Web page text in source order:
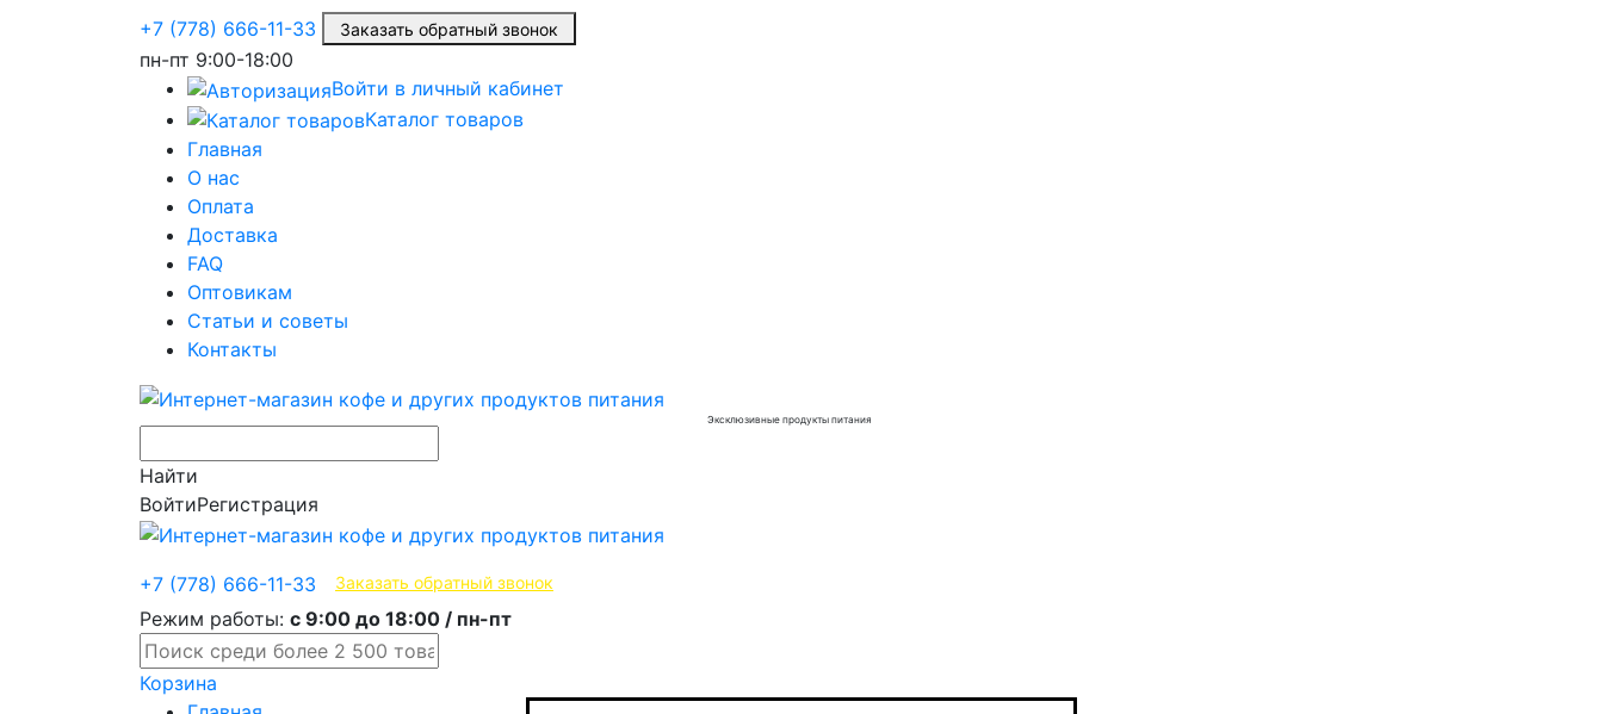
+7 (778) 666-11-33 Заказать обратный звонок
пн-пт 9:00-18:00
Войти в личный кабинет
Каталог товаров
Главная
О нас
Оплата
Доставка
FAQ
Оптовикам
Статьи и советы
Контакты
Эксклюзивные продукты питания
Найти
ВойтиРегистрация
+7 (778) 666-11-33 Заказать обратный звонок
Режим работы: с 9:00 до 18:00 / пн-пт
Корзина